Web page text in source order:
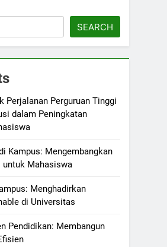
SEARCH
Perjalanan Perguruan Tinggi
dalam Peningkatan
Kampus: Mengembangkan
untuk Mahasiswa
Menghadirkan
di Universitas
Pendidikan: Membangun